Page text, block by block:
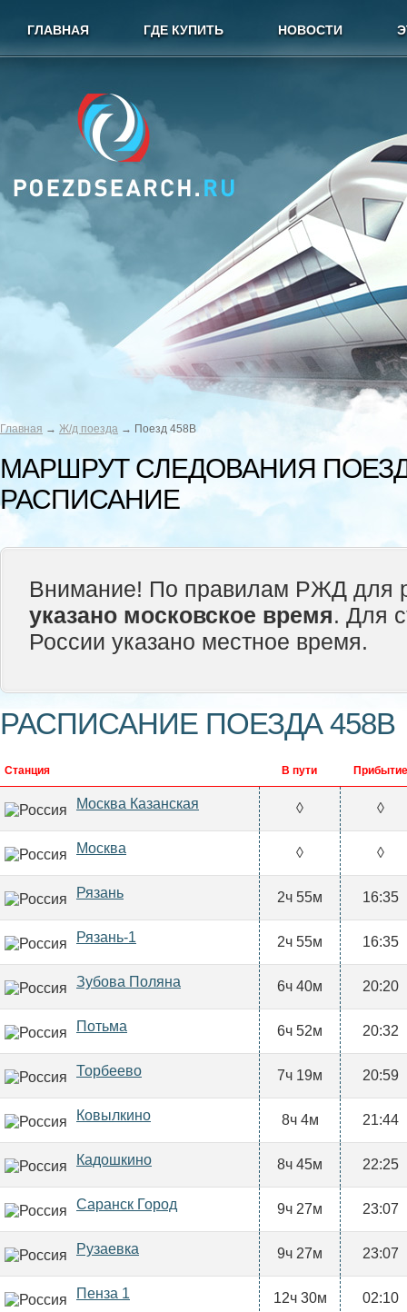
ГЛАВНАЯ ГДЕ КУПИТЬ НОВОСТИ
Главная → Ж/д поезда → Поезд 458В
МАРШРУТ СЛЕДОВАНИЯ
РАСПИСАНИЕ
Внимание! По правилам РЖД для
указано московское время. Для
России указано местное время.
РАСПИСАНИЕ ПОЕЗДА 458В
Станция В пути Прибытие
Москва Казанская ◊ ◊
Москва ◊ ◊
Рязань 2ч 55м 16:35
Рязань-1 2ч 55м 16:35
Зубова Поляна 6ч 40м 20:20
Потьма 6ч 52м 20:32
Торбеево 7ч 19м 20:59
Ковылкино 8ч 4м 21:44
Кадошкино 8ч 45м 22:25
Саранск Город 9ч 27м 23:07
Рузаевка 9ч 27м 23:07
Пенза 1 12ч 30м 02:10